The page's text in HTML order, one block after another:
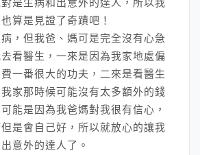
算是見證了奇蹟吧！
，但我爸、媽可是完全沒有心急
看醫生，一來是因為我家地處偏
一番很大的功夫，二來是看醫生
家那時候可能沒有太多額外的錢
能是因為我爸媽對我很有信心，
是會自己好，所以就放心的讓我
意外的達人了。